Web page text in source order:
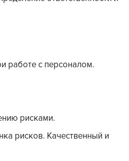
работе с персоналом.
рисками.
рисков. Качественный и